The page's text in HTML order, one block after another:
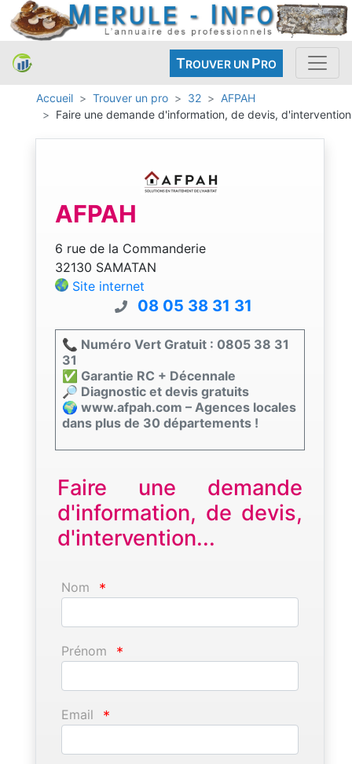
TROUVER UN PRO
Accueil Trouver un pro 32
AFPAH
Faire une demande d'information, de devis, d'intervention
AFPAH
6 rue de la Commanderie
32130 SAMATAN
Site internet
08 05 38 31 31
📞 Numéro Vert Gratuit : 0805 38 31
31
✅ Garantie RC + Décennale
🔎 Diagnostic et devis gratuits
🌍 www.afpah.com – Agences locales
dans plus de 30 départements !
Faire une demande
d'information, de devis,
d'intervention...
Nom *
Prénom *
Email *